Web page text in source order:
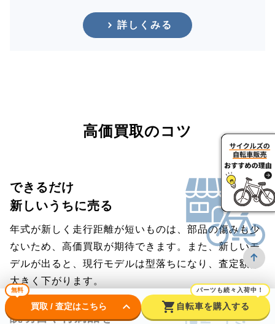
詳しくみる
高価買取のコツ
できるだけ
新しいうちに売る
年式が新しく走行距離が短いものは、部品の傷みも少
ないため、高価買取が期待できます。また、新しいモ
デルが出ると、現行モデルは型落ちになり、査定額は
大きく下がります。
説明書や付属品を
無料
買取 / 査定はこちら keyboard_arrow_down shopping_cart
パーツも続々入荷中！
自転車を購入する